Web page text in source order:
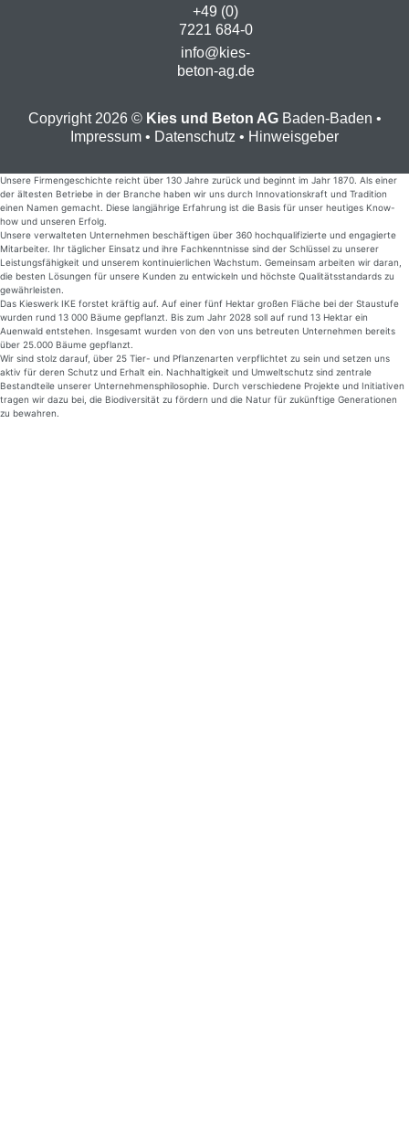
+49 (0)
7221 684-0
info@kies-
beton-ag.de
Copyright 2026 © Kies und Beton AG Baden-Baden •
Impressum • Datenschutz • Hinweisgeber
Unsere Firmengeschichte reicht über 130 Jahre zurück und beginnt im Jahr 1870. Als einer
der ältesten Betriebe in der Branche haben wir uns durch Innovationskraft und Tradition
einen Namen gemacht. Diese langjährige Erfahrung ist die Basis für unser heutiges Know-
how und unseren Erfolg.
Unsere verwalteten Unternehmen beschäftigen über 360 hoch­quali­fizierte und engagierte
Mitarbeiter. Ihr täglicher Einsatz und ihre Fachkenntnisse sind der Schlüssel zu unserer
Leistungsfähigkeit und unserem kontinuierlichen Wachstum. Gemeinsam arbeiten wir daran,
die besten Lösungen für unsere Kunden zu entwickeln und höchste Qualitätsstandards zu
gewährleisten.
Das Kieswerk IKE forstet kräftig auf. Auf einer fünf Hektar großen Fläche bei der Staustufe
wurden rund 13 000 Bäume gepflanzt. Bis zum Jahr 2028 soll auf rund 13 Hektar ein
Auenwald entstehen. Insgesamt wurden von den von uns betreuten Unternehmen bereits
über 25.000 Bäume gepflanzt.
Wir sind stolz darauf, über 25 Tier- und Pflanzenarten verpflichtet zu sein und setzen uns
aktiv für deren Schutz und Erhalt ein. Nachhaltigkeit und Umweltschutz sind zentrale
Bestandteile unserer Unter­nehmens­philo­sophie. Durch verschiedene Projekte und Initiativen
tragen wir dazu bei, die Biodiversität zu fördern und die Natur für zukünftige Generationen
zu bewahren.